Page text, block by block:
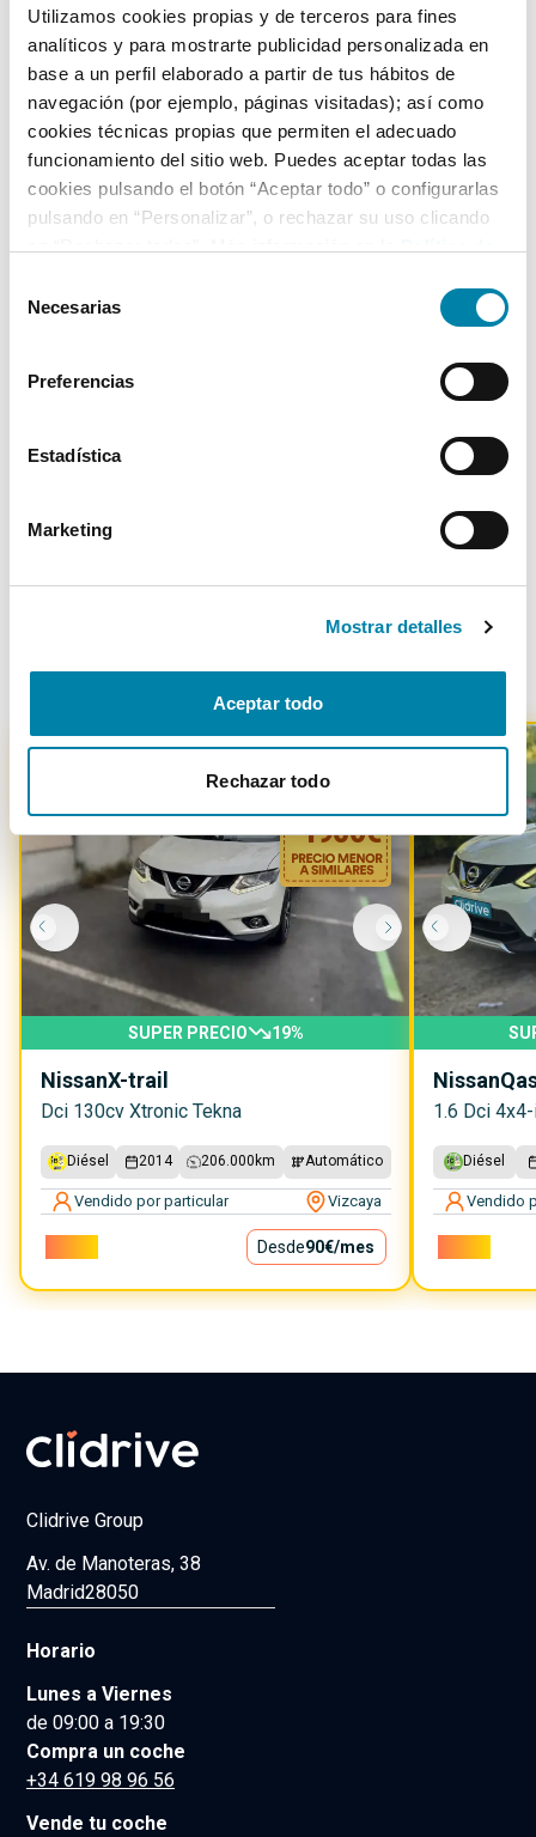
Utilizamos cookies propias y de terceros para fines
analíticos y para mostrarte publicidad personalizada en
base a un perfil elaborado a partir de tus hábitos de
navegación (por ejemplo, páginas visitadas); así como
cookies técnicas propias que permiten el adecuado
funcionamiento del sitio web. Puedes aceptar todas las
cookies pulsando el botón “Aceptar todo” o configurarlas
pulsando en “Personalizar”, o rechazar su uso clicando
Necesarias
Preferencias
Estadística
Marketing
Mostrar detalles
Aceptar todo
Rechazar todo
Equipamiento*
Detalles destacados
Luz de día LED
Sensores de aparcamiento delantero
Sensores de aparcamiento trasero
* La información de Equipamiento puede no reflejar todos los detalles
específicos del vehículo.
Más de 3.500 clientes satisfechos
-1900€
SUPER PRECIO 19%
NissanX-trail
Dci 130cv Xtronic Tekna
Diésel 2014 206.000 km Automático
Vendido por particular Vizcaya
Desde90€/mes
Nissan
1.6 Dci
Diésel
Vendido
Clidrive Group
Av. de Manoteras, 38
Madrid28050
Horario
Lunes a Viernes
de 09:00 a 19:30
Compra un coche
+34 619 98 96 56
Vende tu coche